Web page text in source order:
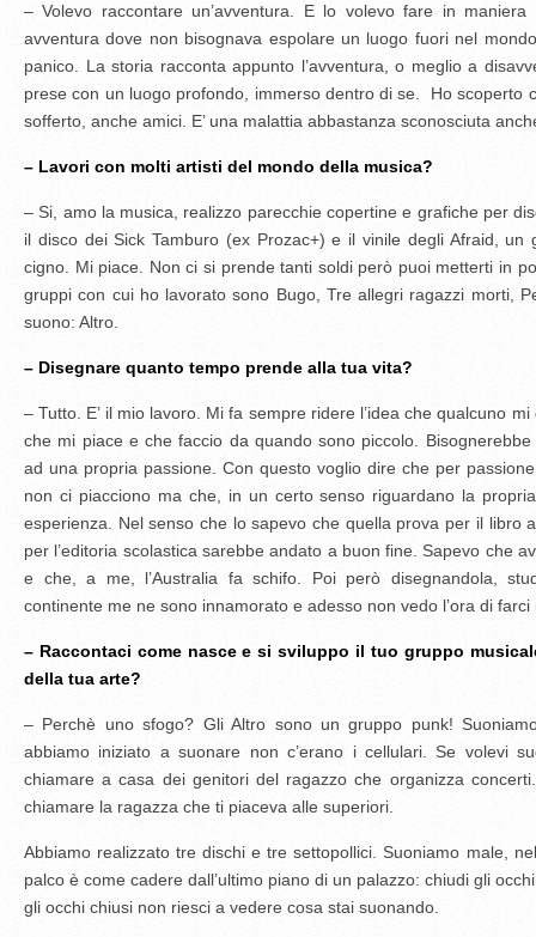
– Volevo raccontare un’avventura. E lo volevo fare in maniera
avventura dove non bisognava espolare un luogo fuori nel
panico. La storia racconta appunto l’avventura, o meglio a
prese con un luogo profondo, immerso dentro di se. Ho scoperto
sofferto, anche amici. E’ una malattia abbastanza sconosciuta
– Lavori con molti artisti del mondo della musica?
– Si, amo la musica, realizzo parecchie copertine e grafiche per
il disco dei Sick Tamburo (ex Prozac+) e il vinile degli Afraid,
cigno. Mi piace. Non ci si prende tanti soldi però puoi metterti in
gruppi con cui ho lavorato sono Bugo, Tre allegri ragazzi morti,
suono: Altro.
– Disegnare quanto tempo prende alla tua vita?
– Tutto. E’ il mio lavoro. Mi fa sempre ridere l’idea che qualcuno
che mi piace e che faccio da quando sono piccolo.
ad una propria passione. Con questo voglio dire che per
non ci piacciono ma che, in un certo senso riguardano la
esperienza. Nel senso che lo sapevo che quella prova per il libro
per l’editoria scolastica sarebbe andato a buon fine. Sapevo che
e che, a me, l’Australia fa schifo. Poi però disegnandola,
continente me ne sono innamorato e adesso non vedo l’ora di farci
– Raccontaci come nasce e si sviluppo il tuo gruppo
della tua arte?
– Perchè uno sfogo? Gli Altro sono un gruppo punk!
abbiamo iniziato a suonare non c’erano i cellulari. Se volevi
chiamare a casa dei genitori del ragazzo che organizza
chiamare la ragazza che ti piaceva alle superiori.
Abbiamo realizzato tre dischi e tre settopollici. Suoniamo male,
palco è come cadere dall’ultimo piano di un palazzo: chiudi gli
gli occhi chiusi non riesci a vedere cosa stai suonando.